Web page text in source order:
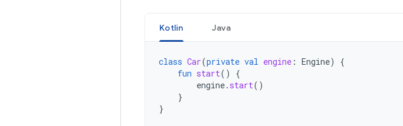
Kotlin Java
class Car(private val engine : Engine)
{
fun start()
{
engine. start()
}
}